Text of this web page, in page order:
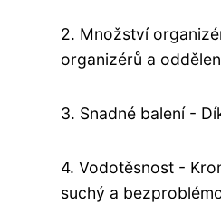
2. Množství
organizérů a
3. Snadné balení -
4. Vodotěsnost -
suchý a